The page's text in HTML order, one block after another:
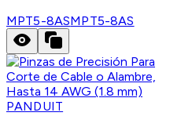
MPT5-8ASMPT5-8AS
PANDUIT